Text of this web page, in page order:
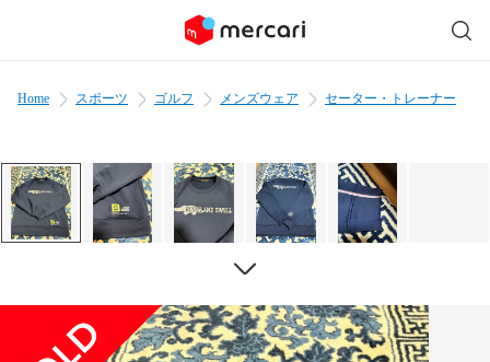
Home スポーツ ゴルフ メンズウェア セーター・トレーナー